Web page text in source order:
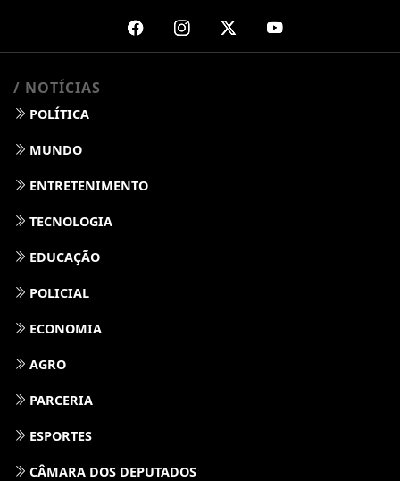
/ NOTÍCIAS
POLÍTICA
MUNDO
ENTRETENIMENTO
TECNOLOGIA
EDUCAÇÃO
POLICIAL
ECONOMIA
AGRO
PARCERIA
ESPORTES
CÂMARA DOS DEPUTADOS